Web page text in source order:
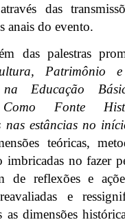
das
anais do evento.
das palestras
Patrimônio
Educação
Como Fonte
nas estâncias no
teóricas,
imbricadas no fazer
de reflexões e
e
as dimensões